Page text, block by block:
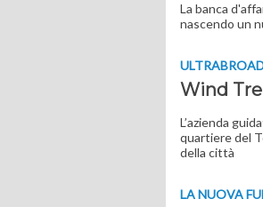
La banca
nascendo un
Wind
L’azienda
quartiere del
della città
LA NUOVA